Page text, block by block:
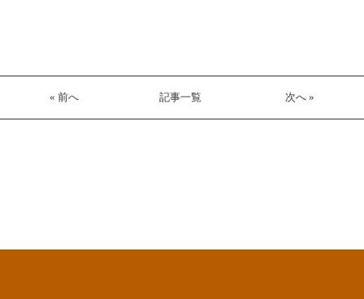
« 前へ 記事一覧 次へ »